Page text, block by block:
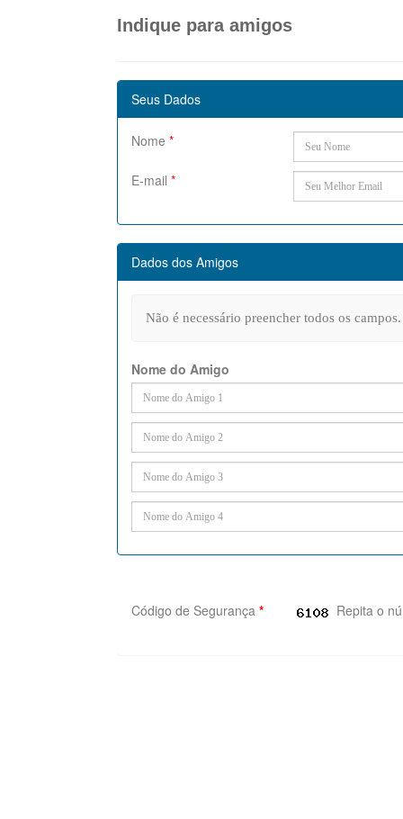
Indique para amigos
Seus Dados
Nome *
E-mail *
Dados dos Amigos
Não é necessário preencher todos os campos.
Nome do Amigo
Código de Segurança * Repita o